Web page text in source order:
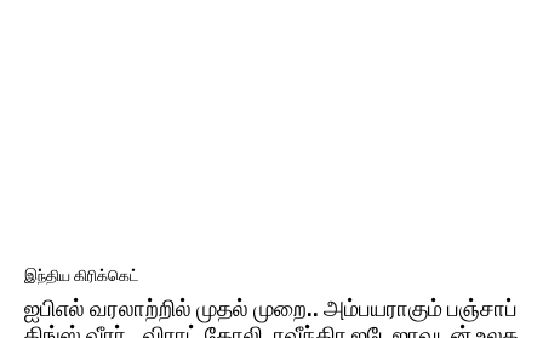
இந்திய கிரிக்கெட்
ஐபிஎல் வரலாற்றில் முதல் முறை.. அம்பயராகும் பஞ்சாப்